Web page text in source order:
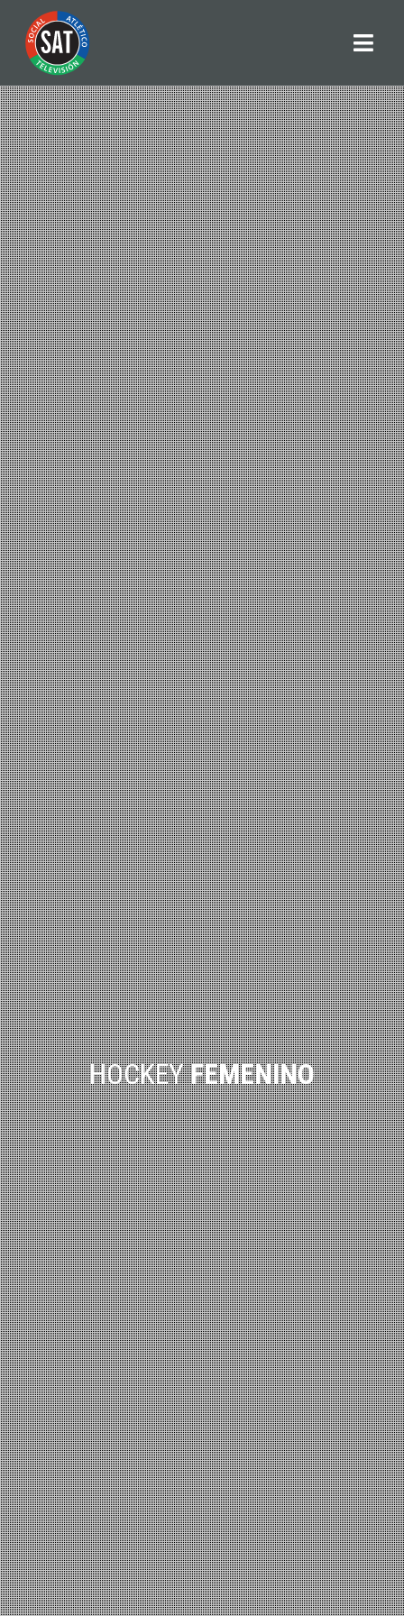
HOCKEYFEMENINO